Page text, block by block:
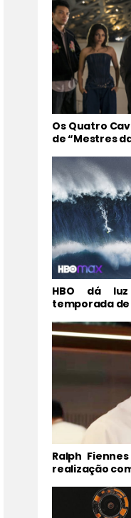
Os Quatro
de “Mestres
HBO dá
temporada de
Ralph
realização